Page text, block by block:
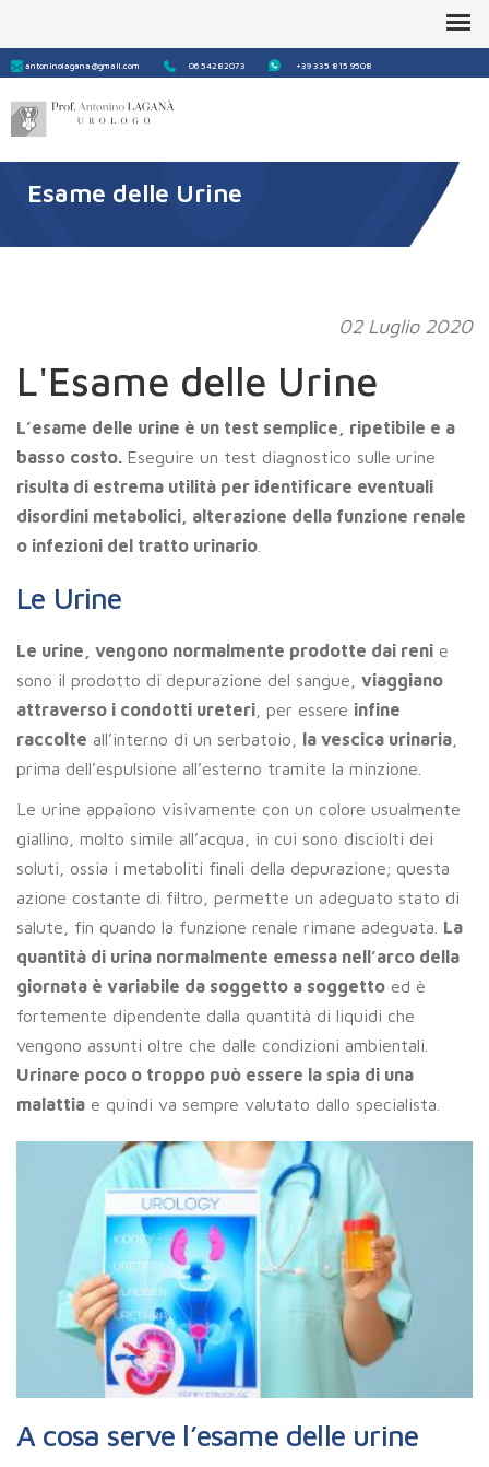
Form
di
ricerca
Cerca
antoninolagana@gmail.com 06 54282073 +39 335 815 9508
Esame delle Urine
02 Luglio 2020
L'Esame delle Urine
L’esame delle urine è un test semplice, ripetibile e a
basso costo. Eseguire un test diagnostico sulle urine
risulta di estrema utilità per identificare eventuali
disordini metabolici, alterazione della funzione renale
o infezioni del tratto urinario
Le Urine
Le urine, vengono normalmente prodotte dai reni e
sono il prodotto di depurazione del sangue, viaggiano
attraverso i condotti ureteri , per essere infine
raccolte all’interno di un serbatoio, la vescica urinaria
prima dell’espulsione all’esterno tramite la minzione.
Le urine appaiono visivamente con un colore usualmente
giallino, molto simile all’acqua, in cui sono disciolti dei
soluti, ossia i metaboliti finali della depurazione; questa
azione costante di filtro, permette un adeguato stato di
salute, fin quando la funzione renale rimane adeguata. La
quantità di urina normalmente emessa nell’arco della
giornata è variabile da soggetto a soggetto ed è
fortemente dipendente dalla quantità di liquidi che
vengono assunti oltre che dalle condizioni ambientali.
Urinare poco o troppo può essere la spia di una
malattia e quindi va sempre valutato dallo specialista.
A cosa serve l’esame delle urine